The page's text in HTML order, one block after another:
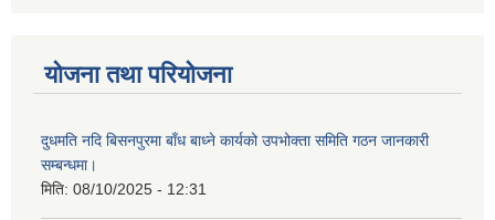
योजना तथा परियोजना
दुधमति नदि बिसनपुरमा बाँध बाध्ने कार्यको उपभोक्ता समिति गठन जानकारी
सम्बन्धमा।
मिति: 08/10/2025 - 12:31